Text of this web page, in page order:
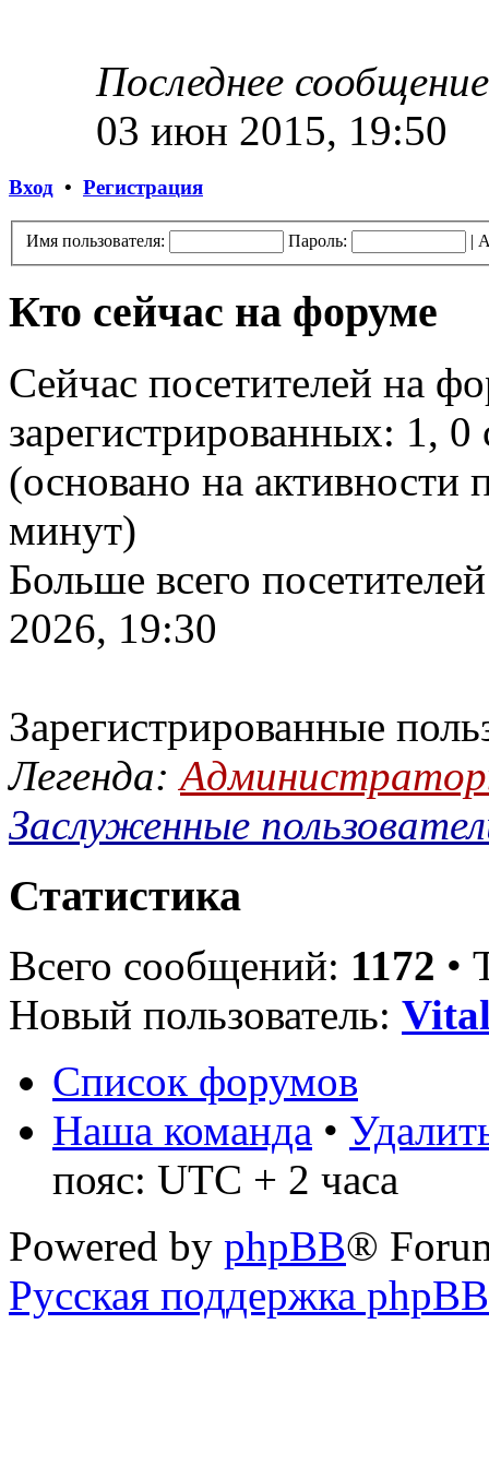
Последнее сообщение
03 июн 2015, 19:50
Вход • Регистрация
Имя пользователя: Пароль: |
Кто сейчас на форуме
Сейчас посетителей на
зарегистрированных: 1,
(основано на активности
минут)
Больше всего
2026, 19:30
Зарегистрированные
Легенда:
Заслуженные
Статистика
Всего сообщений: 1172 •
Новый пользователь:
Список форумов
Наша команда •
пояс: UTC + 2 часа
Powered by phpBB®
Русская поддержка phpBB